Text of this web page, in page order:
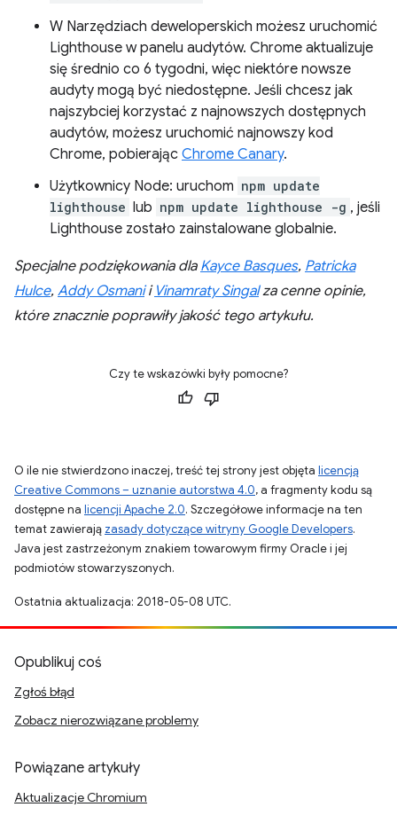
W Narzędziach deweloperskich możesz uruchomić
Lighthouse w panelu audytów. Chrome aktualizuje
się średnio co 6 tygodni, więc niektóre nowsze
audyty mogą być niedostępne. Jeśli chcesz jak
najszybciej korzystać z najnowszych dostępnych
audytów, możesz uruchomić najnowszy kod
Chrome, pobierając Chrome Canary.
Użytkownicy Node: uruchom npm update
lighthouse lub npm update lighthouse -g , jeśli
Lighthouse zostało zainstalowane globalnie.
Specjalne podziękowania dla Kayce Basques, Patricka
Hulce, Addy Osmanii Vinamraty Singalza cenne opinie,
które znacznie poprawiły jakość tego artykułu.
Czy te wskazówki były pomocne?
O ile nie stwierdzono inaczej, treść tej strony jest objęta licencją
Creative Commons – uznanie autorstwa 4.0, a fragmenty kodu są
dostępne na licencji Apache 2.0. Szczegółowe informacje na ten
temat zawierają zasady dotyczące witryny Google Developers.
Java jest zastrzeżonym znakiem towarowym firmy Oracle i jej
podmiotów stowarzyszonych.
Ostatnia aktualizacja: 2018-05-08 UTC.
Opublikuj coś
Zgłoś błąd
Zobacz nierozwiązane problemy
Powiązane artykuły
Aktualizacje Chromium